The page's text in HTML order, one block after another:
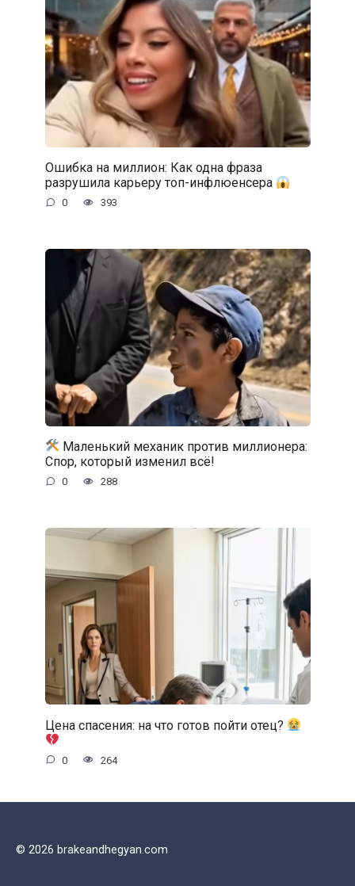
Ошибка на миллион: Как одна фраза
разрушила карьеру топ-инфлюенсера
0 393
Маленький механик против миллионера:
Спор, который изменил всё!
0 288
Цена спасения: на что готов пойти отец?
0 264
© 2026 brakeandhegyan.com